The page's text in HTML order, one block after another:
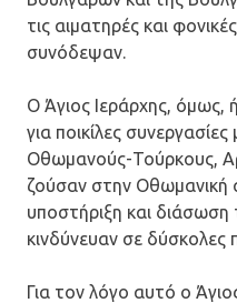
τις αιματηρές και
συνόδεψαν.
Ο Άγιος Ιεράρχης,
για ποικίλες
Οθωμανούς-Τούρκους,
ζούσαν στην Οθωμανική
υποστήριξη και
κινδύνευαν σε δύσκολες
Για τον λόγο αυτό ο